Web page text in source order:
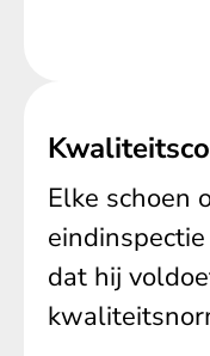
Elke schoen
dat hij